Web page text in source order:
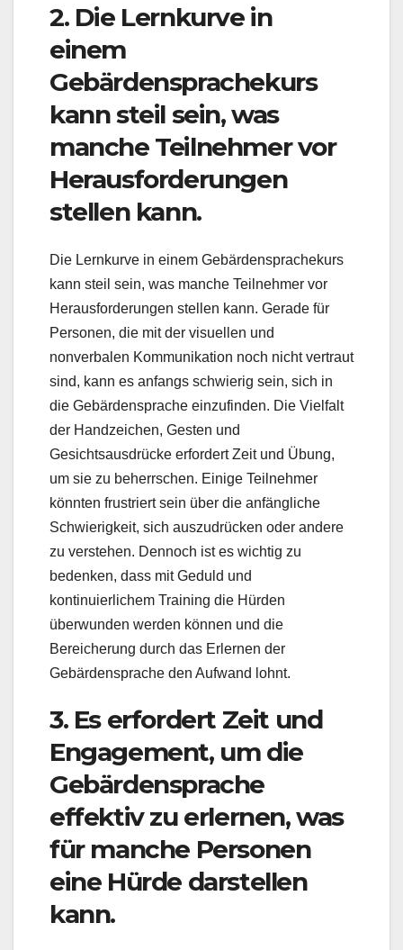
2. Die Lernkurve in
einem
Gebärdensprachekurs
kann steil sein, was
manche Teilnehmer vor
Herausforderungen
stellen kann.
Die Lernkurve in einem Gebärdensprachekurs
kann steil sein, was manche Teilnehmer vor
Herausforderungen stellen kann. Gerade für
Personen, die mit der visuellen und
nonverbalen Kommunikation noch nicht vertraut
sind, kann es anfangs schwierig sein, sich in
die Gebärdensprache einzufinden. Die Vielfalt
der Handzeichen, Gesten und
Gesichtsausdrücke erfordert Zeit und Übung,
um sie zu beherrschen. Einige Teilnehmer
könnten frustriert sein über die anfängliche
Schwierigkeit, sich auszudrücken oder andere
zu verstehen. Dennoch ist es wichtig zu
bedenken, dass mit Geduld und
kontinuierlichem Training die Hürden
überwunden werden können und die
Bereicherung durch das Erlernen der
Gebärdensprache den Aufwand lohnt.
3. Es erfordert Zeit und
Engagement, um die
Gebärdensprache
effektiv zu erlernen, was
für manche Personen
eine Hürde darstellen
kann.